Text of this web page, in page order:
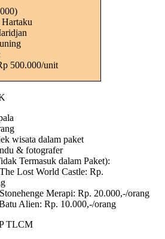
500.000/unit
wisata dalam paket
& fotografer
Termasuk dalam Paket):
Lost World Castle: Rp.
Merapi: Rp. 20.000,-/orang
Alien: Rp. 10.000,-/orang
TLCM